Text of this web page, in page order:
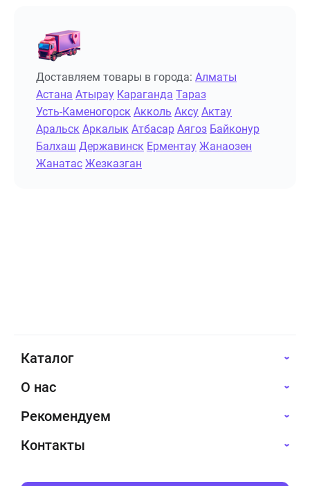
Доставляем товары в города: Алматы
Астана Атырау Караганда Тараз
Усть-Каменогорск Акколь Аксу Актау
Аральск Аркалык Атбасар Аягоз Байконур
Балхаш Державинск Ерментау Жанаозен
Жанатас Жезказган
Каталог
О нас
Рекомендуем
Контакты